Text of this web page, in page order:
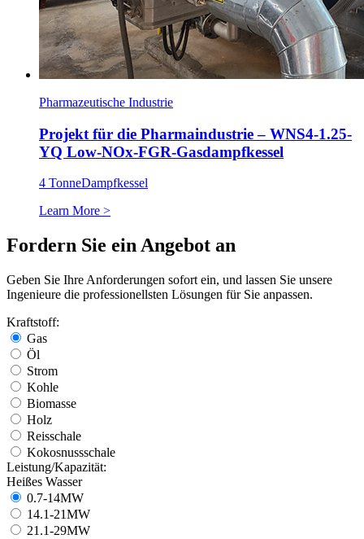
Pharmazeutische Industrie
Projekt für die Pharmaindustrie – WNS4-1.25-
YQ Low-NOx-FGR-Gasdampfkessel
4 TonneDampfkessel
Learn More >
Fordern Sie ein Angebot an
Geben Sie Ihre Anforderungen sofort ein, und lassen Sie unsere
Ingenieure die professionellsten Lösungen für Sie anpassen.
Kraftstoff:
Gas
Öl
Strom
Kohle
Biomasse
Holz
Reisschale
Kokosnussschale
Leistung/Kapazität:
Heißes Wasser
0.7-14MW
14.1-21MW
21.1-29MW